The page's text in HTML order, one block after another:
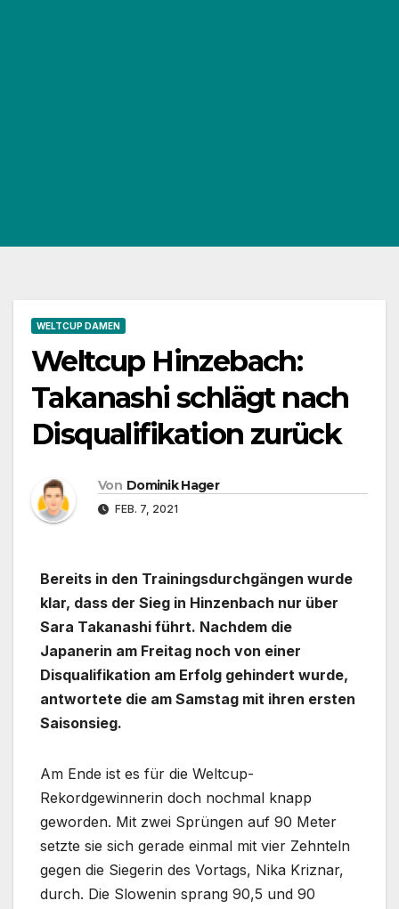
WELTCUP DAMEN
Weltcup Hinzebach:
Takanashi schlägt nach
Disqualifikation zurück
Von Dominik Hager
FEB. 7, 2021
Bereits in den Trainingsdurchgängen wurde
klar, dass der Sieg in Hinzenbach nur über
Sara Takanashi führt. Nachdem die
Japanerin am Freitag noch von einer
Disqualifikation am Erfolg gehindert wurde,
antwortete die am Samstag mit ihren ersten
Saisonsieg.
Am Ende ist es für die Weltcup-
Rekordgewinnerin doch nochmal knapp
geworden. Mit zwei Sprüngen auf 90 Meter
setzte sie sich gerade einmal mit vier Zehnteln
gegen die Siegerin des Vortags, Nika Kriznar,
durch. Die Slowenin sprang 90,5 und 90